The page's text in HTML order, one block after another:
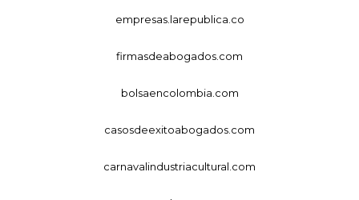
empresas.larepublica.co
firmasdeabogados.com
bolsaencolombia.com
casosdeexitoabogados.com
carnavalindustriacultural.com